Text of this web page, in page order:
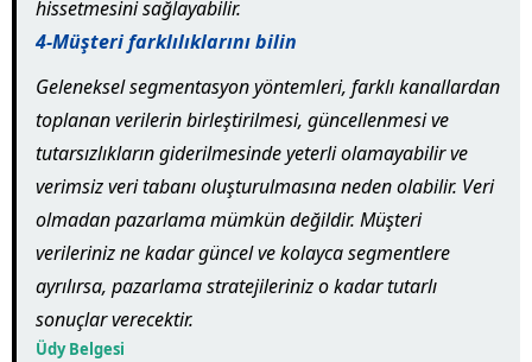
hissetmesini sağlayabilir.
4-Müşteri farklılıklarını bilin
Geleneksel segmentasyon yöntemleri, farklı kanallardan
toplanan verilerin birleştirilmesi, güncellenmesi ve
tutarsızlıkların giderilmesinde yeterli olamayabilir ve
verimsiz veri tabanı oluşturulmasına neden olabilir. Veri
olmadan pazarlama mümkün değildir. Müşteri
verileriniz ne kadar güncel ve kolayca segmentlere
ayrılırsa, pazarlama stratejileriniz o kadar tutarlı
sonuçlar verecektir.
Üdy Belgesi